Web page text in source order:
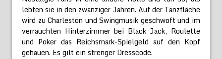
lebten sie in den zwanziger Jahren. Auf der Tanzfläche
wird zu Charleston und Swingmusik geschwoft und im
verrauchten Hinterzimmer bei Black Jack, Roulette
und Poker das Reichsmark-Spielgeld auf den Kopf
gehauen. Es gilt ein strenger Dresscode.